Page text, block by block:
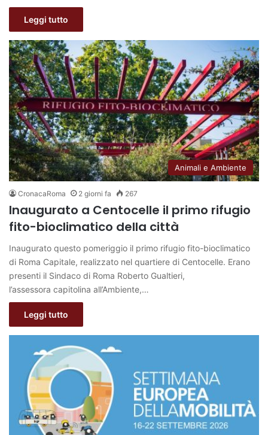
Leggi tutto
Animali e Ambiente
CronacaRoma 2 giorni fa 267
Inaugurato a Centocelle il primo rifugio
fito-bioclimatico della città
Inaugurato questo pomeriggio il primo rifugio fito-bioclimatico
di Roma Capitale, realizzato nel quartiere di Centocelle. Erano
presenti il Sindaco di Roma Roberto Gualtieri,
l’assessora capitolina all’Ambiente,…
Leggi tutto